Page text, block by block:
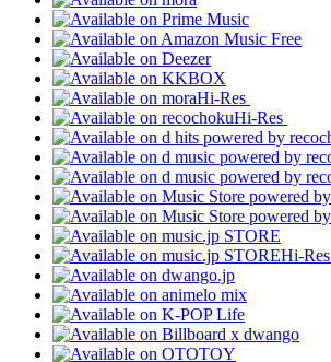
Hi-Res
Hi-Res
Hi-Res